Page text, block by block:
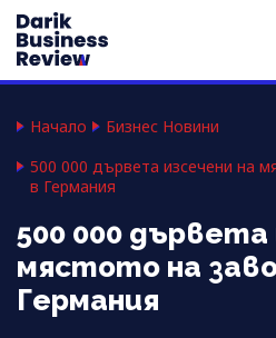
Начало
Бизнес Новини
500 000 дървета изсечени на
в Германия
500 000 дървета
мястото на
Германия